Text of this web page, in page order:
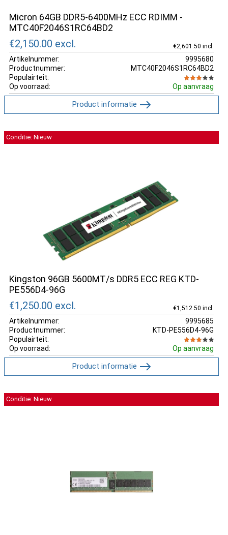
Micron 64GB DDR5-6400MHz ECC RDIMM -
MTC40F2046S1RC64BD2
€2,150.00 excl. €2,601.50 incl.
Artikelnummer:
9995680
Productnummer:
MTC40F2046S1RC64BD2
Populairteit:
Op voorraad:
Op aanvraag
Product informatie
Kingston 96GB 5600MT/s DDR5 ECC REG KTD-
PE556D4-96G
€1,250.00 excl. €1,512.50 incl.
Artikelnummer:
9995685
Productnummer:
KTD-PE556D4-96G
Populairteit:
Op voorraad:
Op aanvraag
Conditie: Nieuw
Product informatie
Conditie: Nieuw